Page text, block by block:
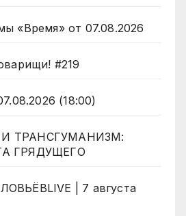
«Время» от 07.08.2026
#219
(18:00)
ТРАНСГУМАНИЗМ:
ГРЯДУЩЕГО
| 7 августа